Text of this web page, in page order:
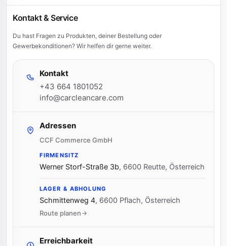
Kontakt & Service
Du hast Fragen zu Produkten, deiner Bestellung oder
Gewerbekonditionen? Wir helfen dir gerne weiter.
Kontakt
+43 664 1801052
info@carcleancare.com
Adressen
CCF Commerce GmbH
FIRMENSITZ
Werner Storf-Straße 3b, 6600 Reutte, Österreich
LAGER & ABHOLUNG
Schmittenweg 4, 6600 Pflach, Österreich
Route planen
Erreichbarkeit